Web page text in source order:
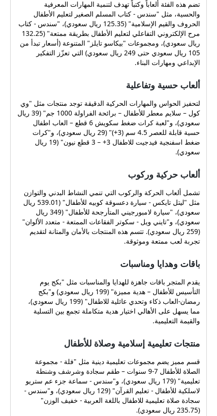
تضم هذه الفئة ألعاباً وكتباً تهدف لتنمية المهارات المعرفية
والحسية، مثل "سندس - كتاب المسلم الصغير لتعليم الأطفال
الحروف والقيم الإسلامية" (125.35 ريال سعودي)، "سندس - كتاب
مرح الإلكتروني التفاعلي لتعليم الأطفال بطريقة ممتعة" (132.25
ريال سعودي)، ومجموعات "بيكاسو تايلز" المتنوعة (أسعار تبدأ من
105 ريال سعودي حتى 249 ريال سعودي) التي تعزّز التفكير
الإبداعي ومهارات البناء.
ألعاب حسية وتفاعلية
لتحفيز الحواس والمهارات الحركية الدقيقة توجد منتجات مثل "وي
كول – سلايم معطر للأطفال – برائحة الفراولة 1000 جم" (39 ريال
سعودي)، و"لعبة كرات ضغط سكويش 6 قطع – العاب اطفال
حسية قابلة للعصر 4.5 سم (3+)" (29 ريال سعودي)، و"كرات
ضغط اسفنجية فيدجيت للاطفال 3+ – 3 قطع نيون" (19 ريال
سعودي).
ألعاب حركية وركوب
تشمل ألعاب الحركة والركوب التي تنمي النشاط البدني والتوازن
مثل "ليتل تايكس - سيارة دعسوقة كوبيه للأطفال" (539.01 ريال
سعودي)، "سيارة لامبورجيني المتأرجحة للأطفال" (349 ريال
سعودي)، و"تايني ويل - سكوتر الفقاعات الممتعة - متعدد الألوان"
(259 ريال سعودي). تتسم هذه المنتجات بالأمان والمتانة لتقديم
تجربة لعب ممتعة وموثوقة.
باقات وهدايا ومناسبات
يقدم المتجر باقات جاهزة للهدايا والمناسبات مثل "بكج يوم
التأسيس للأطفال – هدية مميزة" (199 ريال سعودي) و"بكج
رمضان-العاب ذكاء وتحدي عائلية للاطفال" (199 ريال سعودي)،
مما يسهل على الأهالي اختيار هدية متكاملة تجمع بين التسلية
والقيمة التعليمية.
منتجات تعليمية إسلامية وصلاة للأطفال
قسم مميز يضم مجموعات تعليمية دينية مثل "فلة - مجموعة
الصلاة للأطفال 7-9 سنوات – طقم سجادة وشرشف وشنطة
تعليمية" (179 ريال سعودي)، و"سندس - سماعة جزء عم ستريو
لاسلكية للأطفال - تعليم القرآن" (129 ريال سعودي)، و"سندس -
سجادة صلاة تعليمية للاطفال باللغة العربية - خفيف الوزن"
(235.75 ريال سعودي).